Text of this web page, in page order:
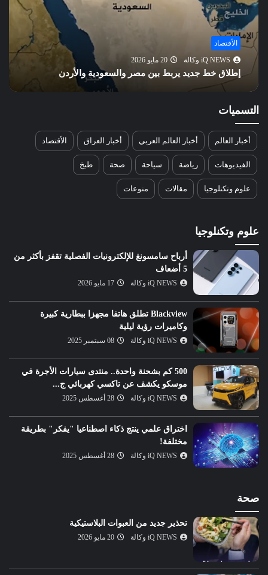
الأقتصاد
iQ NEWS وكالة
20 مايو 2026
إطلاق خط جديد يربط بين مصر والسعودية والأردن
التسميات
أخبار العالم أخبار العالم العربي أخبار العراق الأقتصاد
الفيديوهات رياضة سياحة صحة طبخ
علوم وتكنلوجيا مقالات منوعات
علوم وتكنلوجيا
أرباح سامسونغ للإلكترونيات الفصلية تقفز بأكثر من
5 أضعاف
iQ NEWS وكالة 17 مايو 2026
Blackview تطلق هاتفا مجهزا ببطارية كبيرة
وكاميرات رؤية ليلية
iQ NEWS وكالة 08 سبتمبر 2025
500 كم بشحنة واحدة.. منتدى سيارات الأجرة في
موسكو يكشف عن تاكسي كهربائي ج...
iQ NEWS وكالة 28 أغسطس 2025
اختراق علمي ينتج ذكاء اصطناعيا "يفكر" بطريقة
مختلفة!
iQ NEWS وكالة 28 أغسطس 2025
صحة
تحذير جديد من العبوات البلاستيكية
iQ NEWS وكالة 20 مايو 2026